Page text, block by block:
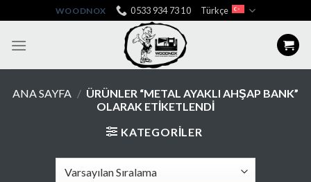
to
content
WOODNOX 0533 934 73 10 Türkçe
ANA SAYFA / ÜRÜNLER “METAL AYAKLI AHŞAP BANK”
OLARAK ETIKETLENDI
KATEGORILER